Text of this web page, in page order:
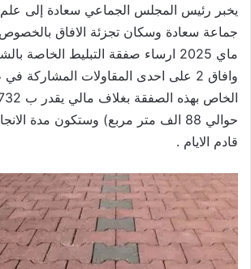
يخبر رئيس المجلس الجماعي سعادة إلى
وافاق 2 على احدى المقاولات
قادم الايام .